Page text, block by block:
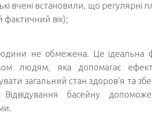
вчені встановили, що регулярні
фактичний вік);
не обмежена. Це ідеальна
людям, яка допомагає
загальний стан здоров’я та
басейну